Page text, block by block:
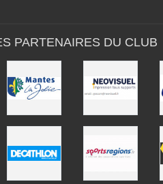
PARTENAIRES DU CLUB